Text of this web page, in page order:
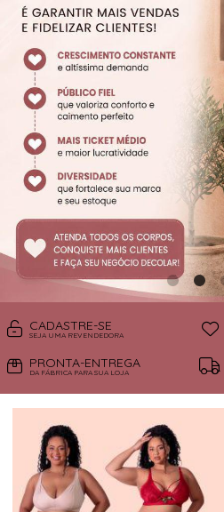
SUTIÃS
CADASTRE-SE
SEJA UMA REVENDEDORA
PRONTA-ENTREGA
DA FÁBRICA PARA SUA LOJA